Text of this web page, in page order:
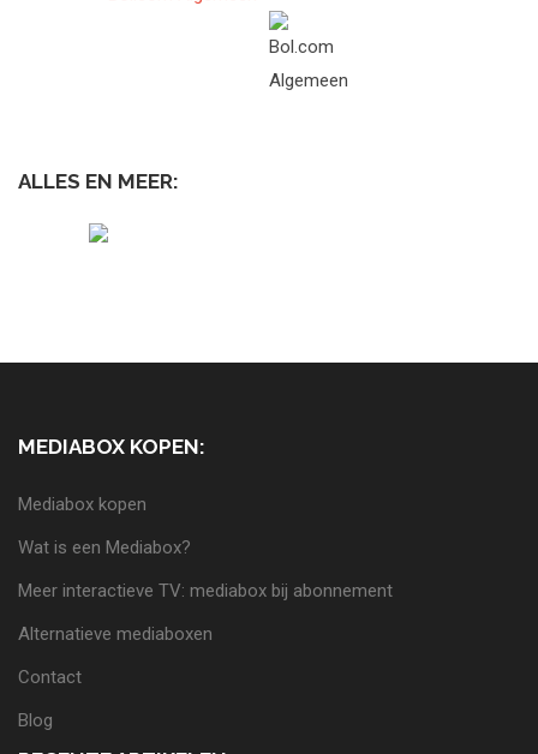
ALLES EN MEER:
MEDIABOX KOPEN:
Mediabox kopen
Wat is een Mediabox?
Meer interactieve TV: mediabox bij abonnement
Alternatieve mediaboxen
Contact
Blog